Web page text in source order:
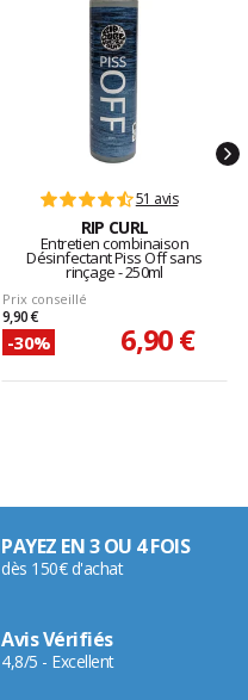
51 avis
RIP CURL
Entretien combinaison
Désinfectant Piss Off sans
rinçage - 250ml
Prix conseillé
9,90 €
-30% 6,90 €
PAYEZ EN 3 OU 4 FOIS
dès 150€ d'achat
Avis Vérifiés
4,8/5 - Excellent